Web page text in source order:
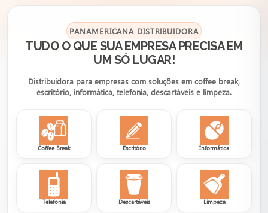
PANAMERICANA DISTRIBUIDORA
TUDO O QUE SUA EMPRESA PRECISA EM
UM SÓ LUGAR!
Distribuidora para empresas com soluções em coffee break,
escritório, informática, telefonia, descartáveis e limpeza.
Coffee Break Escritório Informática
Telefonia Descartáveis Limpeza